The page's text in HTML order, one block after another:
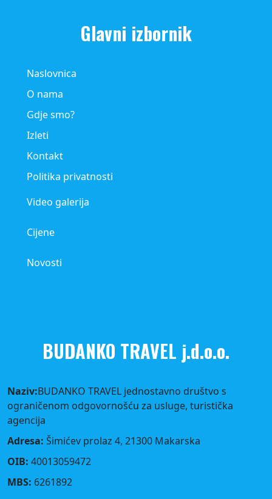
Glavni izbornik
Naslovnica
O nama
Gdje smo?
Izleti
Kontakt
Politika privatnosti
Video galerija
Cijene
Novosti
BUDANKO TRAVEL j.d.o.o.
Naziv:BUDANKO TRAVEL jednostavno društvo s
ograničenom odgovornošću za usluge, turistička
agencija
Adresa: Šimićev prolaz 4, 21300 Makarska
OIB: 40013059472
MBS: 6261892